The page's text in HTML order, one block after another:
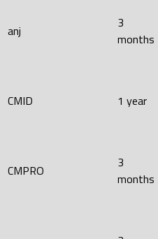
anj
3
months
CMID 1 year
CMPRO
3
months